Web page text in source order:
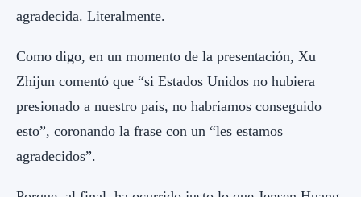
agradecida. Literalmente.
Como digo, en un momento de la presentación, Xu
Zhijun comentó que “si Estados Unidos no hubiera
presionado a nuestro país, no habríamos conseguido
esto”, coronando la frase con un “les estamos
agradecidos”.